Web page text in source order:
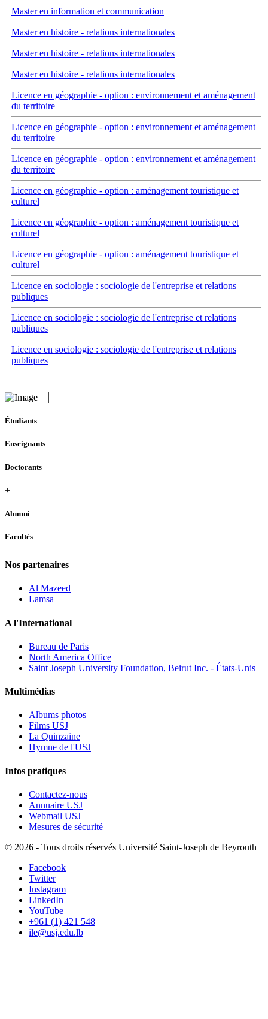
Master en information et communication
Master en histoire - relations internationales
Master en histoire - relations internationales
Master en histoire - relations internationales
Licence en géographie - option : environnement et aménagement
du territoire
Licence en géographie - option : environnement et aménagement
du territoire
Licence en géographie - option : environnement et aménagement
du territoire
Licence en géographie - option : aménagement touristique et
culturel
Licence en géographie - option : aménagement touristique et
culturel
Licence en géographie - option : aménagement touristique et
culturel
Licence en sociologie : sociologie de l'entreprise et relations
publiques
Licence en sociologie : sociologie de l'entreprise et relations
publiques
Licence en sociologie : sociologie de l'entreprise et relations
publiques
Étudiants
Enseignants
Doctorants
+
Alumni
Facultés
Nos partenaires
Al Mazeed
Lamsa
A l'International
Bureau de Paris
North America Office
Saint Joseph University Foundation, Beirut Inc. - États-Unis
Multimédias
Albums photos
Films USJ
La Quinzaine
Hymne de l'USJ
Infos pratiques
Contactez-nous
Annuaire USJ
Webmail USJ
Mesures de sécurité
© 2026 - Tous droits réservés Université Saint-Joseph de Beyrouth
Facebook
Twitter
Instagram
LinkedIn
YouTube
+961 (1) 421 548
ile@usj.edu.lb